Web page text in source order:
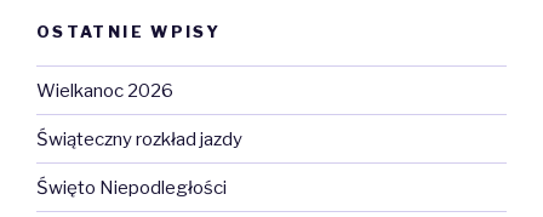
OSTATNIE WPISY
Wielkanoc 2026
Świąteczny rozkład jazdy
Święto Niepodległości